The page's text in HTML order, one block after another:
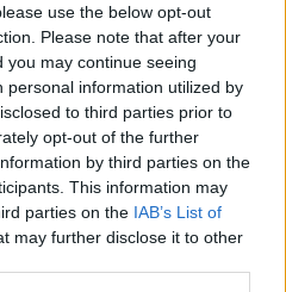
use the below opt-out
Please note that after your
may continue seeing
personal information utilized by
to third parties prior to
opt-out of the further
by third parties on the
This information may
parties on the IAB’s List of
may further disclose it to other